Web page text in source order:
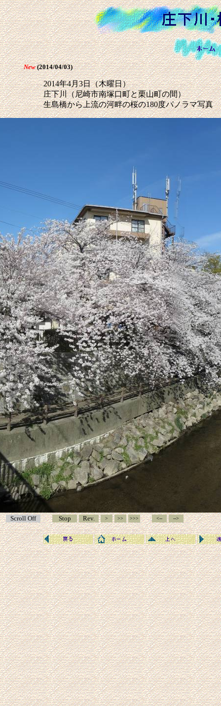
New(2014/04/03)
2014年4月3日（木曜日）
庄下川（尼崎市南塚口町と栗山町の間）
生島橋から上流の河畔の桜の180度パノラマ写真
Scroll Off Stop Rev. > >> >>> <-- -->